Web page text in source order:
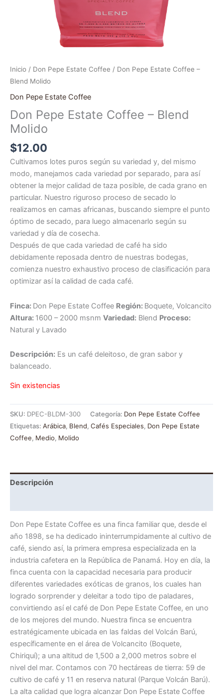
Inicio / Don Pepe Estate Coffee / Don Pepe Estate Coffee –
Blend Molido
Don Pepe Estate Coffee
Don Pepe Estate Coffee – Blend
Molido
$12.00
Cultivamos lotes puros según su variedad y, del mismo
modo, manejamos cada variedad por separado, para así
obtener la mejor calidad de taza posible, de cada grano en
particular. Nuestro riguroso proceso de secado lo
realizamos en camas africanas, buscando siempre el punto
óptimo de secado, para luego almacenarlo según su
variedad y día de cosecha.
Después de que cada variedad de café ha sido
debidamente reposada dentro de nuestras bodegas,
comienza nuestro exhaustivo proceso de clasificación para
optimizar así la calidad de cada café.
Finca: Don Pepe Estate Coffee Región: Boquete, Volcancito
Altura: 1600 – 2000 msnm Variedad: Blend Proceso:
Natural y Lavado
Descripción: Es un café deleitoso, de gran sabor y
balanceado.
Sin existencias
SKU: DPEC-BLDM-300 Categoría: Don Pepe Estate Coffee
Etiquetas: Arábica, Blend, Cafés Especiales, Don Pepe Estate
Coffee, Medio, Molido
Descripción
Don Pepe Estate Coffee es una finca familiar que, desde el
año 1898, se ha dedicado ininterrumpidamente al cultivo de
café, siendo así, la primera empresa especializada en la
industria cafetera en la República de Panamá. Hoy en día, la
finca cuenta con la capacidad necesaria para producir
diferentes variedades exóticas de granos, los cuales han
logrado sorprender y deleitar a todo tipo de paladares,
convirtiendo así el café de Don Pepe Estate Coffee, en uno
de los mejores del mundo. Nuestra finca se encuentra
estratégicamente ubicada en las faldas del Volcán Barú,
específicamente en el área de Volcancito (Boquete,
Chiriquí); a una altitud de 1,500 a 2,000 metros sobre el
nivel del mar. Contamos con 70 hectáreas de tierra: 59 de
cultivo de café y 11 en reserva natural (Parque Volcán Barú).
La alta calidad que logra alcanzar Don Pepe Estate Coffee